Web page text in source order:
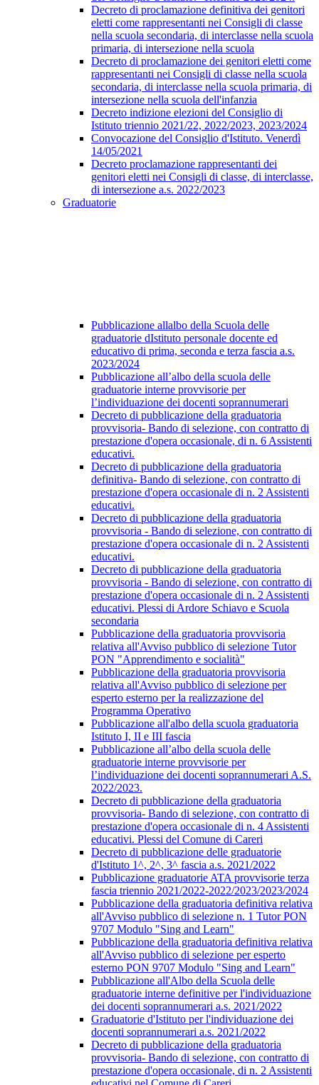
Decreto di proclamazione definitiva dei genitori
eletti come rappresentanti nei Consigli di classe
nella scuola secondaria, di interclasse nella scuola
primaria, di intersezione nella scuola
Decreto di proclamazione dei genitori eletti come
rappresentanti nei Consigli di classe nella scuola
secondaria, di interclasse nella scuola primaria, di
intersezione nella scuola dell'infanzia
Decreto indizione elezioni del Consiglio di
Istituto triennio 2021/22, 2022/2023, 2023/2024
Convocazione del Consiglio d'Istituto. Venerdì
14/05/2021
Decreto proclamazione rappresentanti dei
genitori eletti nei Consigli di classe, di interclasse,
di intersezione a.s. 2022/2023
Graduatorie
Pubblicazione allalbo della Scuola delle
graduatorie dIstituto personale docente ed
educativo di prima, seconda e terza fascia a.s.
2023/2024
Pubblicazione all’albo della scuola delle
graduatorie interne provvisorie per
l’individuazione dei docenti soprannumerari
Decreto di pubblicazione della graduatoria
provvisoria- Bando di selezione, con contratto di
prestazione d'opera occasionale, di n. 6 Assistenti
educativi.
Decreto di pubblicazione della graduatoria
definitiva- Bando di selezione, con contratto di
prestazione d'opera occasionale di n. 2 Assistenti
educativi.
Decreto di pubblicazione della graduatoria
provvisoria - Bando di selezione, con contratto di
prestazione d'opera occasionale di n. 2 Assistenti
educativi.
Decreto di pubblicazione della graduatoria
provvisoria - Bando di selezione, con contratto di
prestazione d'opera occasionale di n. 2 Assistenti
educativi. Plessi di Ardore Schiavo e Scuola
secondaria
Pubblicazione della graduatoria provvisoria
relativa all'Avviso pubblico di selezione Tutor
PON "Apprendimento e socialità"
Pubblicazione della graduatoria provvisoria
relativa all'Avviso pubblico di selezione per
esperto esterno per la realizzazione del
Programma Operativo
Pubblicazione all'albo della scuola graduatoria
Istituto I, II e III fascia
Pubblicazione all’albo della scuola delle
graduatorie interne provvisorie per
l’individuazione dei docenti soprannumerari A.S.
2022/2023.
Decreto di pubblicazione della graduatoria
provvisoria- Bando di selezione, con contratto di
prestazione d'opera occasionale di n. 4 Assistenti
educativi. Plessi del Comune di Careri
Decreto di pubblicazione delle graduatorie
d'Istituto 1^, 2^, 3^ fascia a.s. 2021/2022
Pubblicazione graduatorie ATA provvisorie terza
fascia triennio 2021/2022-2022/2023/2023/2024
Pubblicazione della graduatoria definitiva relativa
all'Avviso pubblico di selezione n. 1 Tutor PON
9707 Modulo "Sing and Learn"
Pubblicazione della graduatoria definitiva relativa
all'Avviso pubblico di selezione per esperto
esterno PON 9707 Modulo "Sing and Learn"
Pubblicazione all'Albo della Scuola delle
graduatorie interne definitive per l'individuazione
dei docenti soprannumerari a.s. 2021/2022
Graduatorie d'Istituto per l'individuazione dei
docenti soprannumerari a.s. 2021/2022
Decreto di pubblicazione della graduatoria
provvisoria- Bando di selezione, con contratto di
prestazione d'opera occasionale, di n. 2 Assistenti